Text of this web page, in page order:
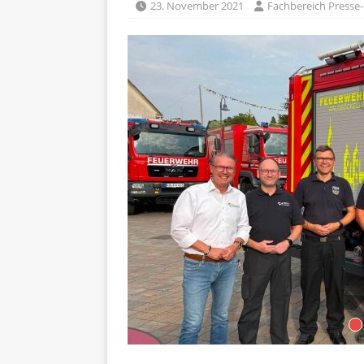
23. November 2021 Fachbereich